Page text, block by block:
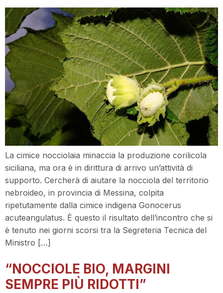
La cimice nocciolaia minaccia la produzione corilicola
siciliana, ma ora è in dirittura di arrivo un’attività di
supporto. Cercherà di aiutare la nocciola del territorio
nebroideo, in provincia di Messina, colpita
ripetutamente dalla cimice indigena Gonocerus
acuteangulatus. È questo il risultato dell’incontro che si
è tenuto nei giorni scorsi tra la Segreteria Tecnica del
Ministro […]
“NOCCIOLE BIO, MARGINI
SEMPRE PIÙ RIDOTTI”